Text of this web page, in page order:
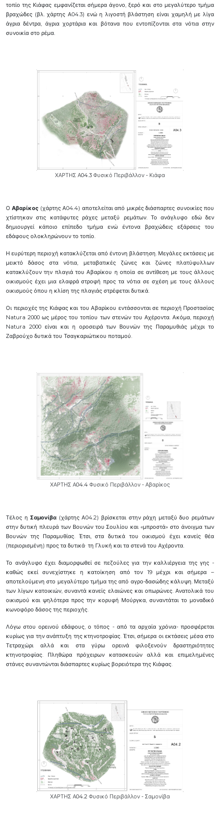
τοπίο της Κιάφας εμφανίζεται σήμερα άγονο, ξερό και στο μεγαλύτερο τμήμα
βραχώδες (βλ. χάρτης Α04.3) ενώ η λιγοστή βλάστηση είναι χαμηλή με λίγα
άγρια δέντρα, άγρια χορτάρια και βότανα που εντοπίζονται στα νότια στην
συνοικία στο ρέμα.
ΧΑΡΤΗΣ Α04.3 Φυσικό Περιβάλλον - Κιάφα
ΟΑβαρίκος (χάρτης Α04.4) αποτελείται από μικρές διάσπαρτες συνοικίες που
χτίστηκαν στις κατάφυτες ράχες μεταξύ ρεμάτων. Το ανάγλυφο εδώ δεν
δημιουργεί κάποιο επίπεδο τμήμα ενώ έντονα βραχώδεις εξάρσεις του
εδάφους ολοκληρώνουν το τοπίο.
Η ευρύτερη περιοχή κατακλύζεται από έντονη βλάστηση. Μεγάλες εκτάσεις με
μεικτό δάσος στα νότια, μεταβατικές ζώνες και ζώνες πλατύφυλλων
κατακλύζουν την πλαγιά του Αβαρίκου η οποία σε αντίθεση με τους άλλους
οικισμούς έχει μια ελαφρά στροφή προς τα νότια σε σχέση με τους άλλους
οικισμούς όπου η κλίση της πλαγιάς στρέφεται δυτικά.
Οι περιοχές της Κιάφας και του Αβαρίκου εντάσσονται σε περιοχή Προστασίας
Natura 2000 ως μέρος του τοπίου των στενών του Αχέροντα. Ακόμα, περιοχή
Natura 2000 είναι και η οροσειρά των Βουνών της Παραμυθιάς μέχρι το
Ζαβρούχο δυτικά του Τσαγκαριώτικου ποταμού.
ΧΑΡΤΗΣ Α04.4 Φυσικό Περιβάλλον - Αβαρίκος
Τέλος ηΣαμονίβα (χάρτης Α04.2) βρίσκεται στην ράχη μεταξύ δυο ρεμάτων
στην δυτική πλευρά των Βουνών του Σουλίου και «μπροστά» στο άνοιγμα των
Βουνών της Παραμυθίας. Έτσι, στα δυτικά του οικισμού έχει κανείς θέα
(περιορισμένη) προς τα δυτικά· τη Γλυκή και τα στενά του Αχέροντα.
Το ανάγλυφο έχει διαμορφωθεί σε πεζούλες για την καλλιέργεια της γης -
καθώς εκεί συνεχίστηκε η κατοίκηση από τον 19 μέχρι και σήμερα –
αποτελούμενη στο μεγαλύτερο τμήμα της από αγρο-δασώδης κάλυψη. Μεταξύ
των λίγων κατοικιών, συναντά κανείς ελαιώνες και οπωρώνες. Ανατολικά του
οικισμού και ψηλότερα προς την κορυφή Μούργκα, συναντάται το μοναδικό
κωνοφόρο δάσος της περιοχής.
Λόγω στου ορεινού εδάφους, ο τόπος - από τα αρχαία χρόνια- προσφέρεται
κυρίως για την ανάπτυξη της κτηνοτροφίας. Έτσι, σήμερα οι εκτάσεις μέσα στο
Τετραχώρι αλλά και στα γύρω ορεινά φιλοξενούν δραστηριότητες
κτηνοτροφίας. Πληθώρα πρόχειρων κατασκευών αλλά και επιμελημένες
στάνες συναντώνται διάσπαρτες κυρίως βορειότερα της Κιάφας.
ΧΑΡΤΗΣ Α04.2 Φυσικό Περιβάλλον - Σαμονίβα